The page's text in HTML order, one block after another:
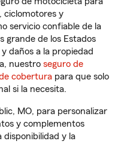
ciclomotores y
servicio confiable de la
grande de los Estados
daños a la propiedad
nuestro seguro de
cobertura para que solo
si la necesita.
MO, para personalizar
y complementos
disponibilidad y la